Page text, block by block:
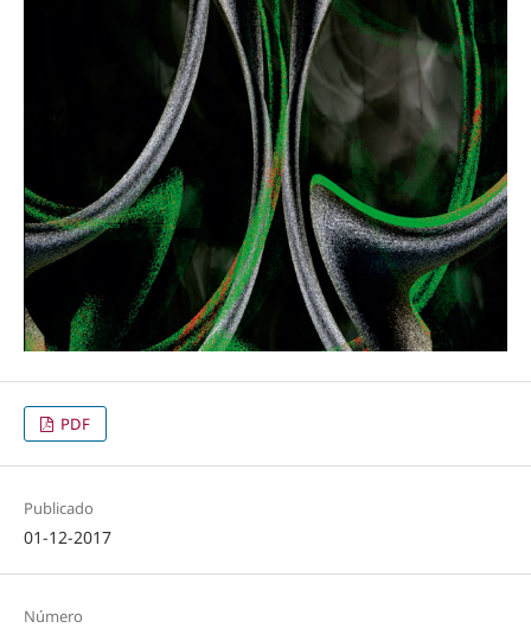
PDF
Publicado
01-12-2017
Número